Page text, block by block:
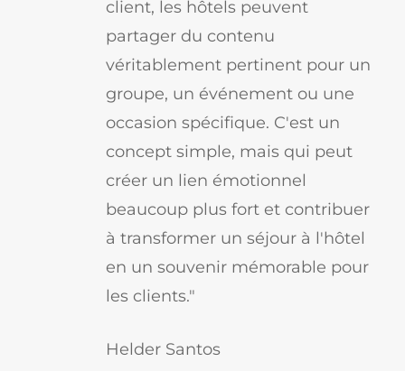
client, les hôtels peuvent
partager du contenu
véritablement pertinent pour un
groupe, un événement ou une
occasion spécifique. C'est un
concept simple, mais qui peut
créer un lien émotionnel
beaucoup plus fort et contribuer
à transformer un séjour à l'hôtel
en un souvenir mémorable pour
les clients."
Helder Santos